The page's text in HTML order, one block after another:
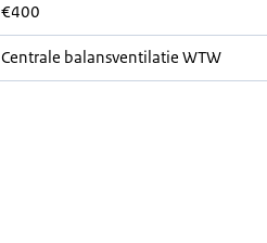
€400
Centrale balansventilatie WTW